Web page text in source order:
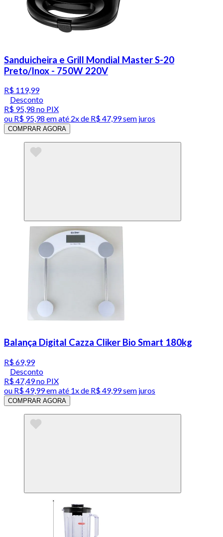
Sanduicheira e Grill Mondial Master S-20
Preto/Inox - 750W 220V
R$ 119,99
Desconto
R$ 95,98 no PIX
ou R$ 95,98 em até 2x de R$ 47,99 sem juros
COMPRAR AGORA
Balança Digital Cazza Cliker Bio Smart 180kg
R$ 69,99
Desconto
R$ 47,49no PIX
ou R$ 49,99em até 1x de R$ 49,99sem juros
COMPRAR AGORA